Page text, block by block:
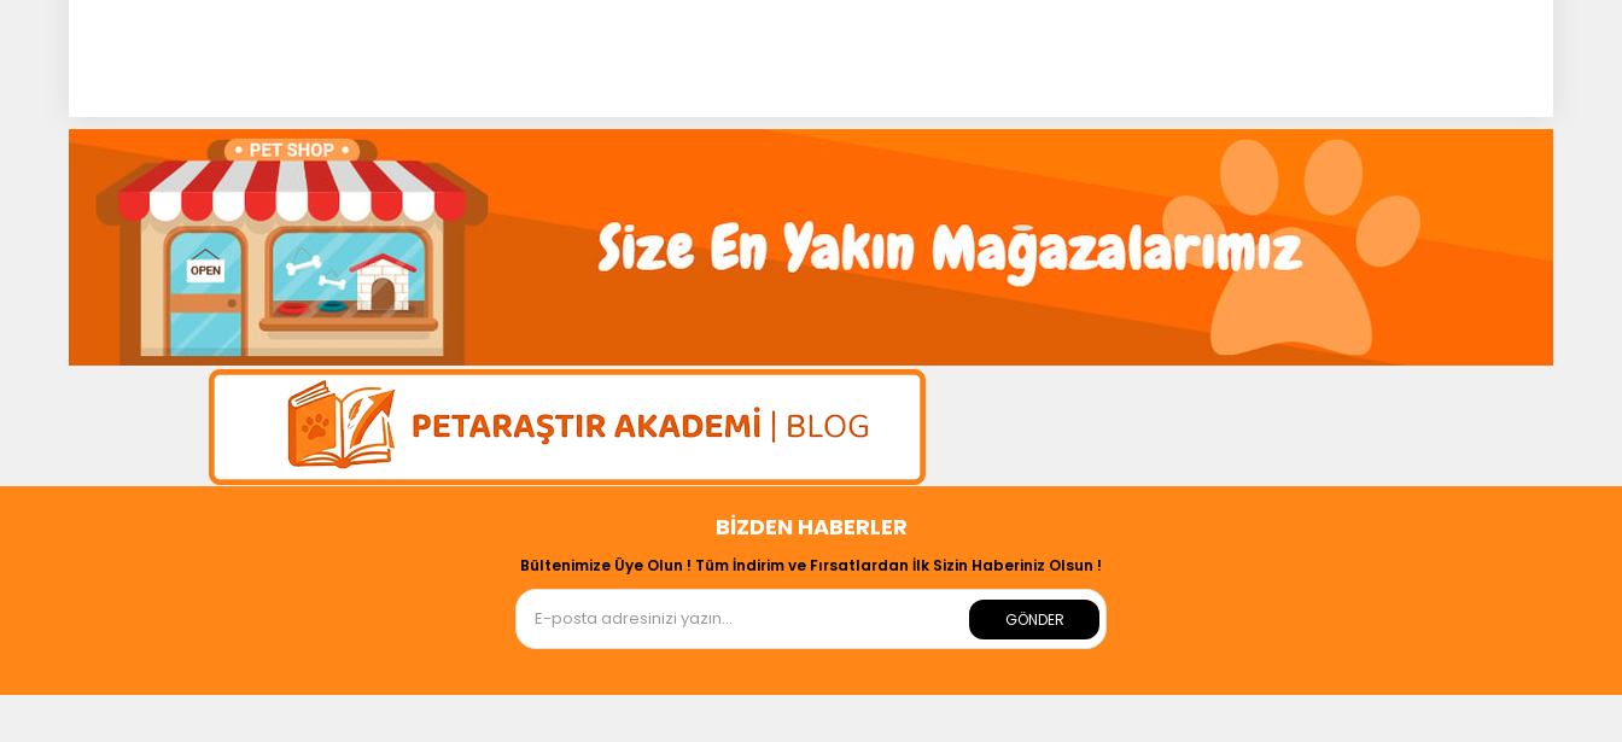
BIZDEN HABERLER
Bültenimize Üye Olun ! Tüm İndirim ve Fırsatlardan İlk Sizin Haberiniz Olsun !
GÖNDER